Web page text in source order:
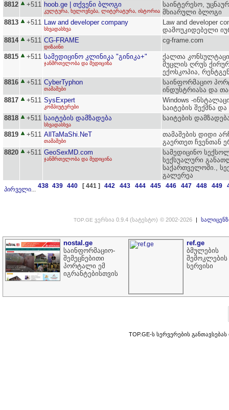
8812
+511 hoob.ge | თქვენი ბლოგი
კულტურა, ხელოვნება, ლიტერატურა, ისტორია
საინტერესო,
მხიარული ბლოგი
8813
+511 Law and developer company
სხვადასხვა
Law and developer
დამოუკიდებელი
8814
+511 CG-FRAME
დიზაინი
cg-frame.com
8815 +511 სამედიცინო კლინიკა "გინიკა+"
ჯანმრთელობა და მედიცინა
ქალთა
მუცლის ღრუს
ექოსკოპია,
8816
+511 CyberTyphon
თამაშები
საინფორმაციო
ინდუსტრიასა და
8817
+511 SysExpert
კომპიუტერები
Windows -
საიტების შექმნა და
8818
+511 საიტების დამზადება
სხვადასხვა
საიტების
8819 +511 AllTaMaShi.NeT
თამაშები
თამაშების დიდი
გაერთეთ ჩვენთან
8820
+511 GeoSexMD.com
ჯანმრთელობა და მედიცინა
სამედიცინო
სექსუალური
საქართველოში.,
გალერეა
პირველი... 438 439 440 [ 441 ] 442 443 444 445 446 447 448 449
TOP.GE ვერსია 0.9.4 (სატესტო) © 2002-2026 |
nostal.ge
საინფორმაციო-
შემეცნებითი
პორტალი ემ
იგრანტებისთვის
ref.ge
ბმულების
შემოკლების
სერვისი
TOP.GE-ს სერვერების